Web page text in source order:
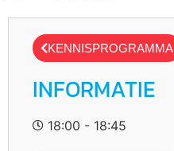
KENNISPROGRAMMA
INFORMATIE
18:00 - 18:45